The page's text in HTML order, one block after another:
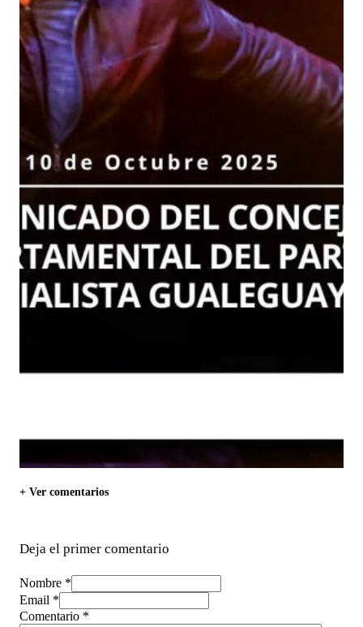
+ Ver comentarios
Deja el primer comentario
Nombre *
Email *
Comentario *